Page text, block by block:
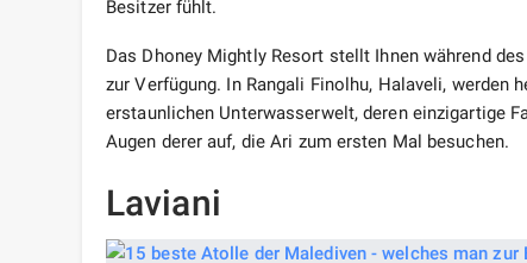
Besitzer fühlt.
Das Dhoney Mightly Resort stellt Ihnen während
zur Verfügung. In Rangali Finolhu, Halaveli, werden
erstaunlichen Unterwasserwelt, deren einzigartige
Augen derer auf, die Ari zum ersten Mal besuchen.
Laviani